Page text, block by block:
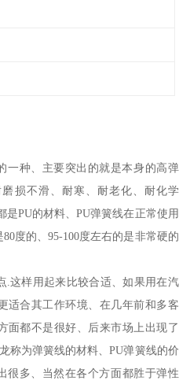
一种、主要突出的就是本身的高弹
损不滑、耐寒、耐老化、耐化学
PU的材料、PU弹簧线在正常使用
度的、95-100度左右的是非常硬的
.这样用起来比较合适、如果用在汽
适合其工作环境、在几年前和多客
面都不是很好、后来市场上出现了
称为弹簧线的材料、PU弹簧线的价
很多、当然在各个方面都胜于弹性